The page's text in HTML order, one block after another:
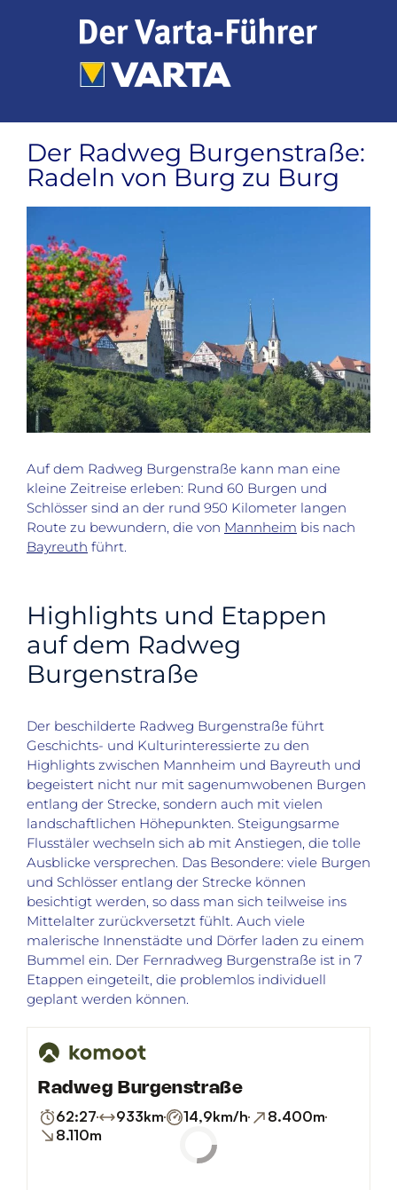
Der Radweg Burgenstraße:
Radeln von Burg zu Burg
grösseres
Bild
Auf dem Radweg Burgenstraße kann man eine
kleine Zeitreise erleben: Rund 60 Burgen und
Schlösser sind an der rund 950 Kilometer langen
Route zu bewundern, die von Mannheim bis nach
Bayreuth führt.
Highlights und Etappen
auf dem Radweg
Burgenstraße
Der beschilderte Radweg Burgenstraße führt
Geschichts- und Kulturinteressierte zu den
Highlights zwischen Mannheim und Bayreuth und
begeistert nicht nur mit sagenumwobenen Burgen
entlang der Strecke, sondern auch mit vielen
landschaftlichen Höhepunkten. Steigungsarme
Flusstäler wechseln sich ab mit Anstiegen, die tolle
Ausblicke versprechen. Das Besondere: viele Burgen
und Schlösser entlang der Strecke können
besichtigt werden, so dass man sich teilweise ins
Mittelalter zurückversetzt fühlt. Auch viele
malerische Innenstädte und Dörfer laden zu einem
Bummel ein. Der Fernradweg Burgenstraße ist in 7
Etappen eingeteilt, die problemlos individuell
geplant werden können.